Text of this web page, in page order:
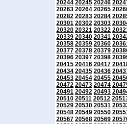
20244 20245 20246
20263 20264 20265
20282 20283 20284
20301 20302 20303
20320 20321 20322
20339 20340 20341
20358 20359 20360
20377 20378 20379
20396 20397 20398
20415 20416 20417
20434 20435 20436
20453 20454 20455
20472 20473 20474
20491 20492 20493
20510 20511 20512
20529 20530 20531
20548 20549 20550
20567 20568 20569